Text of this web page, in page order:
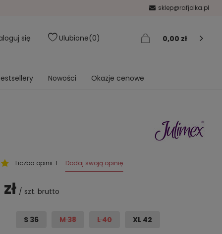
sklep@rafjolka.pl
się Ulubione 0 0,00 zł
Nowości Okazje cenowe
Liczba opinii: 1 Dodaj swoją opinię
/ szt. brutto
S 36 M 38 L 40 XL 42